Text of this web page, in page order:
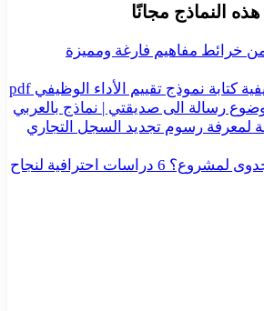
النماذج مجانًا
من خرائط مفاهيم فارغة ومميزة
لمعرفة رسوم تجديد السجل التجاري
ما هي دراسة الجدوى لمشروع؟ 6 دراسات احترافية لنجاح